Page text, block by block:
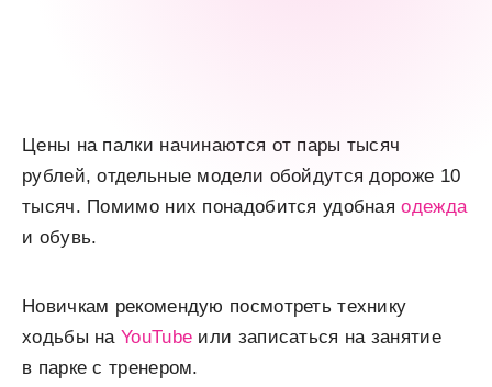
Цены на палки начинаются от пары тысяч
рублей, отдельные модели обойдутся дороже 10
тысяч. Помимо них понадобится удобнаяодежда
и обувь.
Новичкам рекомендую посмотреть технику
ходьбы наYouTube или записаться на занятие
в парке с тренером.